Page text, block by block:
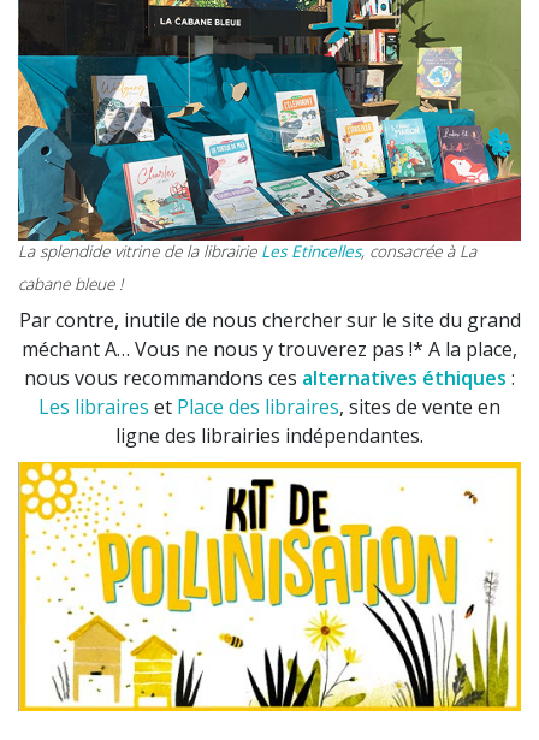
La splendide vitrine de la librairie Les Etincelles, consacrée à La
cabane bleue !
Par contre, inutile de nous chercher sur le site du grand
méchant A… Vous ne nous y trouverez pas !* A la place,
nous vous recommandons ces alternatives éthiques :
Les libraires et Place des libraires, sites de vente en
ligne des librairies indépendantes.